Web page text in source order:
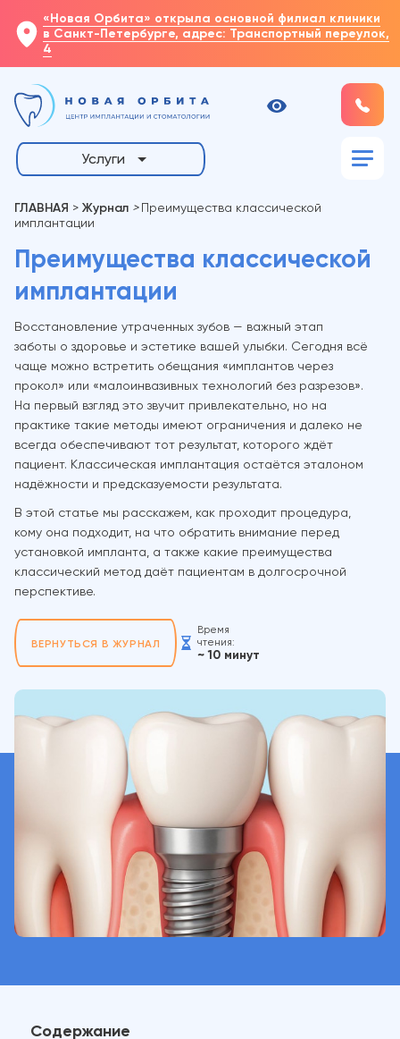
«Новая Орбита» открыла основной филиал клиники
в Санкт-Петербурге, адрес: Транспортный переулок,
4
Услуги
ГЛАВНАЯ > Журнал >Преимущества классической
имплантации
Преимущества классической
имплантации
Восстановление утраченных зубов — важный этап
заботы о здоровье и эстетике вашей улыбки. Сегодня всё
чаще можно встретить обещания «имплантов через
прокол» или «малоинвазивных технологий без разрезов».
На первый взгляд это звучит привлекательно, но на
практике такие методы имеют ограничения и далеко не
всегда обеспечивают тот результат, которого ждёт
пациент. Классическая имплантация остаётся эталоном
надёжности и предсказуемости результата.
В этой статье мы расскажем, как проходит процедура,
кому она подходит, на что обратить внимание перед
установкой импланта, а также какие преимущества
классический метод даёт пациентам в долгосрочной
перспективе.
ВЕРНУТЬСЯ В ЖУРНАЛ
Время
чтения:
~ 10 минут
Содержание